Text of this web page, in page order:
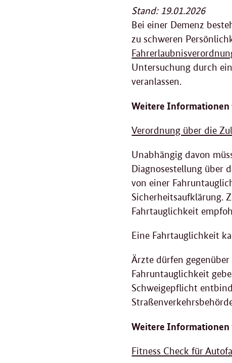
Stand: 19.01.2026
Bei einer Demenz
zu schweren
Untersuchung durch
veranlassen.
Weitere Informationen
Verordnung über die
Unabhängig davon
Diagnosestellung über
von einer
Sicherheitsaufklärung.
Fahrtauglichkeit
Eine Fahrtauglichkeit
Ärzte dürfen
Fahruntauglichkeit
Schweigepflicht
Weitere Informationen
Fitness Check für